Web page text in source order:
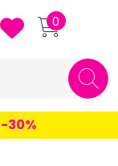
Pharmacie
0